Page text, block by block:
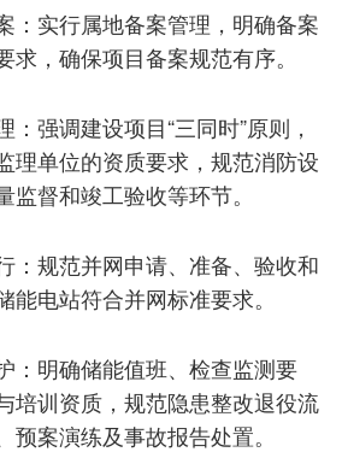
：实行属地备案管理，明确备案
，确保项目备案规范有序。
：强调建设项目“三同时”原则，
理单位的资质要求，规范消防设
督和竣工验收等环节。
：规范并网申请、准备、验收和
电站符合并网标准要求。
：明确储能值班、检查监测要
培训资质，规范隐患整改退役流
案演练及事故报告处置。